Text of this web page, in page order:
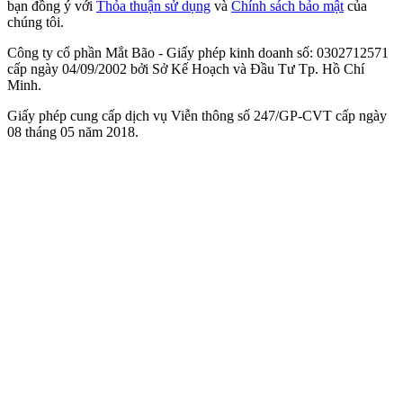
bạn đồng ý với Thỏa thuận sử dụng và Chính sách bảo mật của
chúng tôi.
Công ty cổ phần Mắt Bão - Giấy phép kinh doanh số: 0302712571
cấp ngày 04/09/2002 bởi Sở Kế Hoạch và Đầu Tư Tp. Hồ Chí
Minh.
Giấy phép cung cấp dịch vụ Viễn thông số 247/GP-CVT cấp ngày
08 tháng 05 năm 2018.